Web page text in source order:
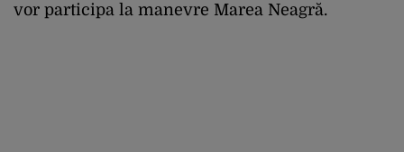
vor participa la manevre Marea Neagră.